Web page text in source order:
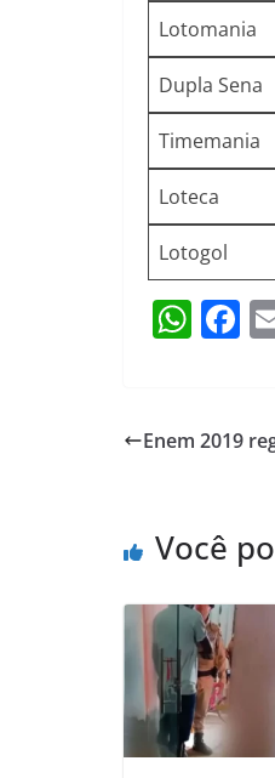
Lotomania
Dupla Sena
Timemania
Loteca
Lotogol
W
s
p
F
e
o
k
Enem 2019
Você